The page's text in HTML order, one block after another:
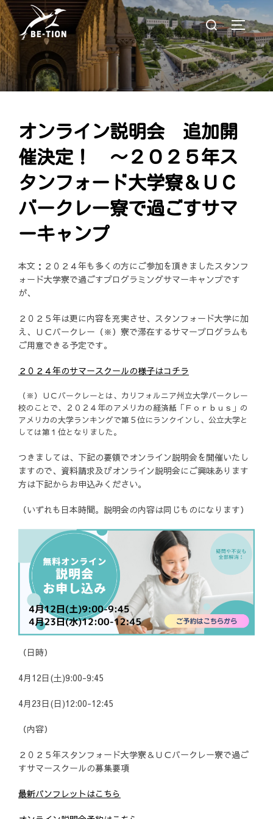
コ
ン
テ
ン
ツ
へ
検
索
対
象:
サイド
オンライン説明会 追加開
催決定！ ～２０２５年ス
タンフォード大学寮＆ＵＣ
バークレー寮で過ごすサマ
ーキャンプ
本文：２０２４年も多くの方にご参加を頂きましたスタンフ
ォード大学寮で過ごすプログラミングサマーキャンプです
が、
２０２５年は更に内容を充実させ、スタンフォード大学に加
え、ＵＣバークレー（※）寮で滞在するサマープログラムも
ご用意できる予定です。
２０２４年のサマースクールの様子はコチラ
（※）ＵＣバークレーとは、カリフォルニア州立大学バークレー
校のことで、２０２４年のアメリカの経済紙「Ｆｏｒｂｕｓ」の
アメリカの大学ランキングで第５位にランクインし、公立大学と
しては第１位となりました。
つきましては、下記の要領でオンライン説明会を開催いたし
ますので、資料請求及びオンライン説明会にご興味あります
方は下記からお申込みください。
（いずれも日本時間。説明会の内容は同じものになります）
（日時）
4月12日(土)9:00-9:45
4月23日(日)12:00-12:45
（内容）
２０２５年スタンフォード大学寮＆ＵＣバークレー寮で過ご
すサマースクールの募集要項
最新パンフレットはこちら